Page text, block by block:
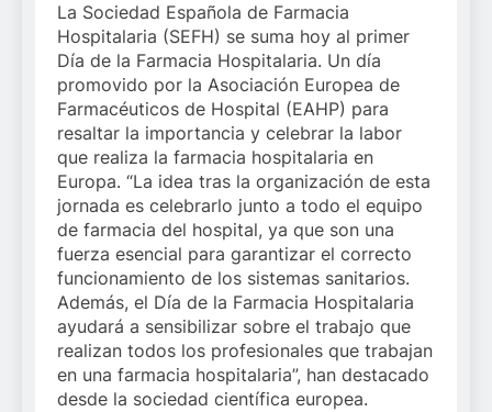
La Sociedad Española de Farmacia
Hospitalaria (SEFH) se suma hoy al primer
Día de la Farmacia Hospitalaria. Un día
promovido por la Asociación Europea de
Farmacéuticos de Hospital (EAHP) para
resaltar la importancia y celebrar la labor
que realiza la farmacia hospitalaria en
Europa. “La idea tras la organización de esta
jornada es celebrarlo junto a todo el equipo
de farmacia del hospital, ya que son una
fuerza esencial para garantizar el correcto
funcionamiento de los sistemas sanitarios.
Además, el Día de la Farmacia Hospitalaria
ayudará a sensibilizar sobre el trabajo que
realizan todos los profesionales que trabajan
en una farmacia hospitalaria”, han destacado
desde la sociedad científica europea.